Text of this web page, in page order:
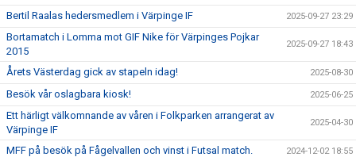
Bertil Raalas hedersmedlem i Värpinge IF 2025-09-27 23:29
Bortamatch i Lomma mot GIF Nike för Värpinges Pojkar
2015
2025-09-27 18:43
Årets Västerdag gick av stapeln idag! 2025-08-30
Besök vår oslagbara kiosk! 2025-06-25
Ett härligt välkomnande av våren i Folkparken arrangerat av
Värpinge IF
2025-04-30
MFF på besök på Fågelvallen och vinst i Futsal match. 2024-12-02 18:55